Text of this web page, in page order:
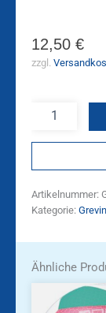
12,50 €
zzgl.
Artikelnummer:
Kategorie:
Ähnliche